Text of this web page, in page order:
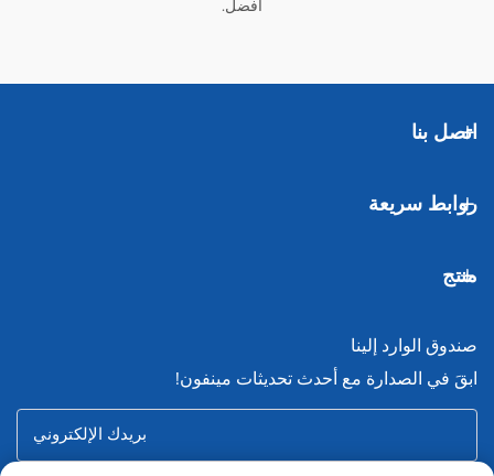
أفضل.
اتصل بنا
روابط سريعة
منتج
صندوق الوارد إلينا
ابقَ في الصدارة مع أحدث تحديثات مينفون!
بريدك الإلكتروني